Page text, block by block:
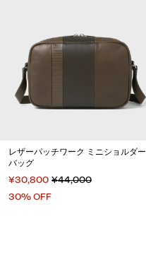
レザーパッチワーク ミニショルダー
バッグ
¥30,800 ¥44,000
30% OFF